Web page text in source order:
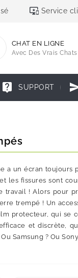
important_devices Service
CHAT EN LIGNE
Avec Des Vrais Chats
live_help SUPPORT
a un écran toujours
les fissures sont
travail ! Alors pour
trempé ! Un
protecteur, qui se
et discrète,
Samsung ? Ou